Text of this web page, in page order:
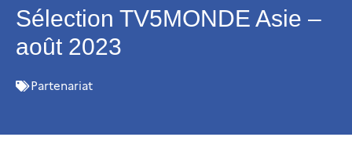
Sélection TV5MONDE Asie –
août 2023
Partenariat